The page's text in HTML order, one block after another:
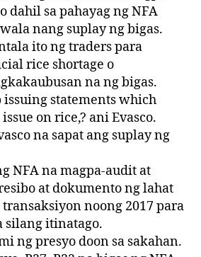
dahil sa pahayag ng NFA
nang suplay ng bigas.
ito ng traders para
rice shortage o
na ng bigas.
issuing statements which
on rice,? ani Evasco.
na sapat ang suplay ng
NFA na magpa-audit at
at dokumento ng lahat
noong 2017 para
silang itinatago.
ng presyo doon sa sakahan.